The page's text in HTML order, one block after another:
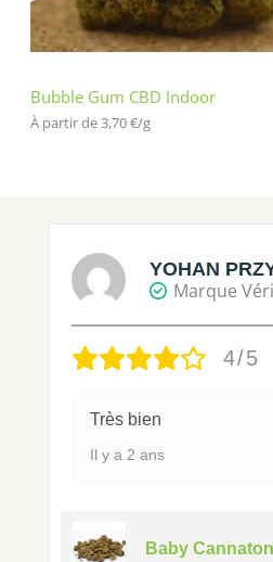
Bubble Gum CBD Indoor
À partir de 3,70€/g
YOHAN
Marque
4/5
Très bien
Il y a 2 ans
Baby